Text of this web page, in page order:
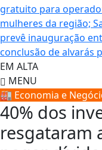
gratuito para
mulheres da região;
prevê inauguração
conclusão de alvarás
EM ALTA
MENU
🏭 Economia e
40% dos
resgataram